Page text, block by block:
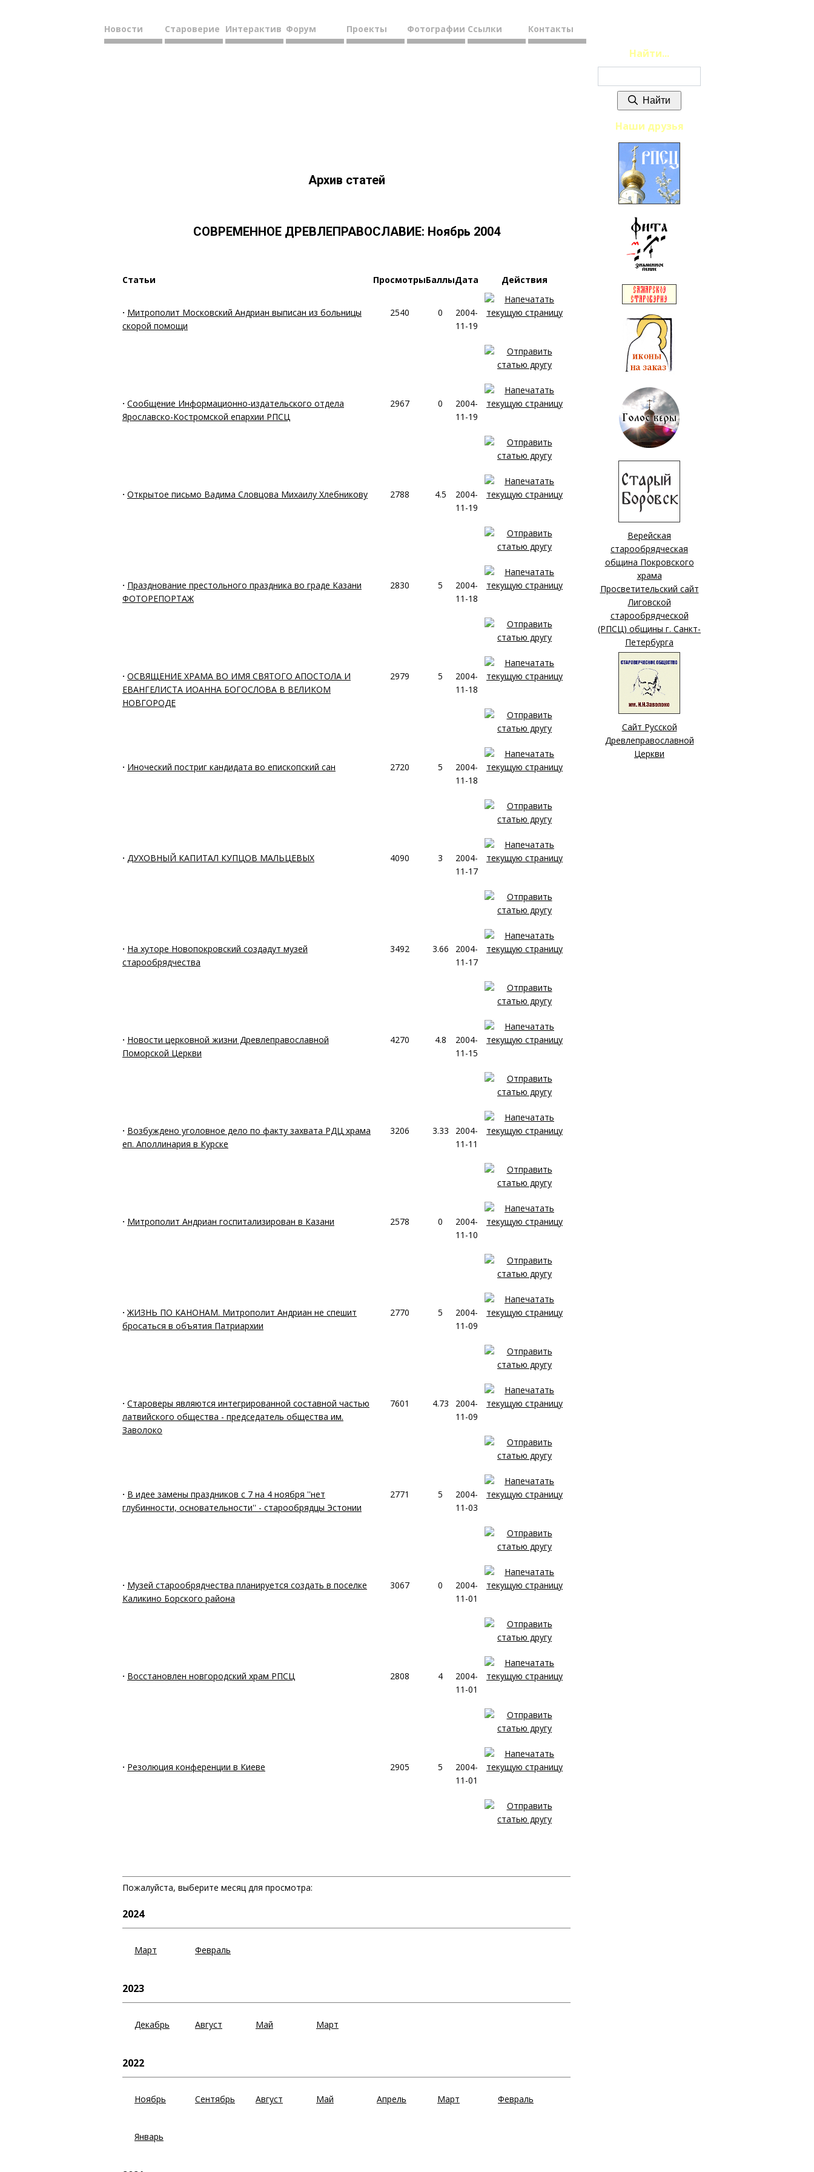
Новости Староверие Интерактив Форум Проекты Фотографии Ссылки Контакты
Архив статей
СОВРЕМЕННОЕ ДРЕВЛЕПРАВОСЛАВИЕ: Ноябрь 2004
Статьи ПросмотрыБаллыДата Действия
· Митрополит Московский Андриан выписан из больницы
скорой помощи
2540 0
2004-
11-19
· Сообщение Информационно-издательского отдела
Ярославско-Костромской епархии РПСЦ
2967 0
2004-
11-19
· Открытое письмо Вадима Словцова Михаилу Хлебникову 2788 4.5
2004-
11-19
· Празднование престольного праздника во граде Казани
ФОТОРЕПОРТАЖ
2830 5
2004-
11-18
· ОСВЯЩЕНИЕ ХРАМА ВО ИМЯ СВЯТОГО АПОСТОЛА И
ЕВАНГЕЛИСТА ИОАННА БОГОСЛОВА В ВЕЛИКОМ
НОВГОРОДЕ
2979 5
2004-
11-18
· Иноческий постриг кандидата во епископский сан 2720 5
2004-
11-18
· ДУХОВНЫЙ КАПИТАЛ КУПЦОВ МАЛЬЦЕВЫХ 4090 3
2004-
11-17
· На хуторе Новопокровский создадут музей
старообрядчества
3492 3.66
2004-
11-17
· Новости церковной жизни Древлеправославной
Поморской Церкви
4270 4.8
2004-
11-15
· Возбуждено уголовное дело по факту захвата РДЦ храма
еп. Аполлинария в Курске
3206 3.33
2004-
11-11
· Митрополит Андриан госпитализирован в Казани 2578 0
2004-
11-10
· ЖИЗНЬ ПО КАНОНАМ. Митрополит Андриан не спешит
бросаться в объятия Патриархии
2770 5
2004-
11-09
· Староверы являются интегрированной составной частью
латвийского общества - председатель общества им.
Заволоко
7601 4.73
2004-
11-09
· В идее замены праздников с 7 на 4 ноября ''нет
глубинности, основательности'' - старообрядцы Эстонии
2771 5
2004-
11-03
· Музей старообрядчества планируется создать в поселке
Каликино Борского района
3067 0
2004-
11-01
· Восстановлен новгородский храм РПСЦ 2808 4
2004-
11-01
· Резолюция конференции в Киеве 2905 5
2004-
11-01
Пожалуйста, выберите месяц для просмотра:
2024
Март Февраль
2023
Декабрь Август Май Март
2022
Ноябрь Сентябрь Август Май Апрель Март Февраль
Январь
Найти...
Найти
Наши друзья
Верейская
старообрядческая
община Покровского
храма
Просветительский сайт
Лиговской
старообрядческой
(РПСЦ) общины г. Санкт-
Петербурга
Сайт Русской
Древлеправославной
Церкви